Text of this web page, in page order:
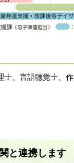
、言語聴覚士、作
と連携します